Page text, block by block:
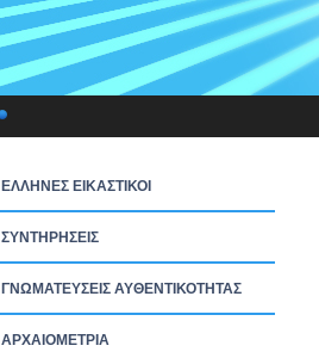
ΕΛΛΗΝΕΣ ΕΙΚΑΣΤΙΚΟΙ
ΣΥΝΤΗΡΗΣΕΙΣ
ΓΝΩΜΑΤΕΥΣΕΙΣ ΑΥΘΕΝΤΙΚΟΤΗΤΑΣ
ΑΡΧΑΙΟΜΕΤΡΙΑ